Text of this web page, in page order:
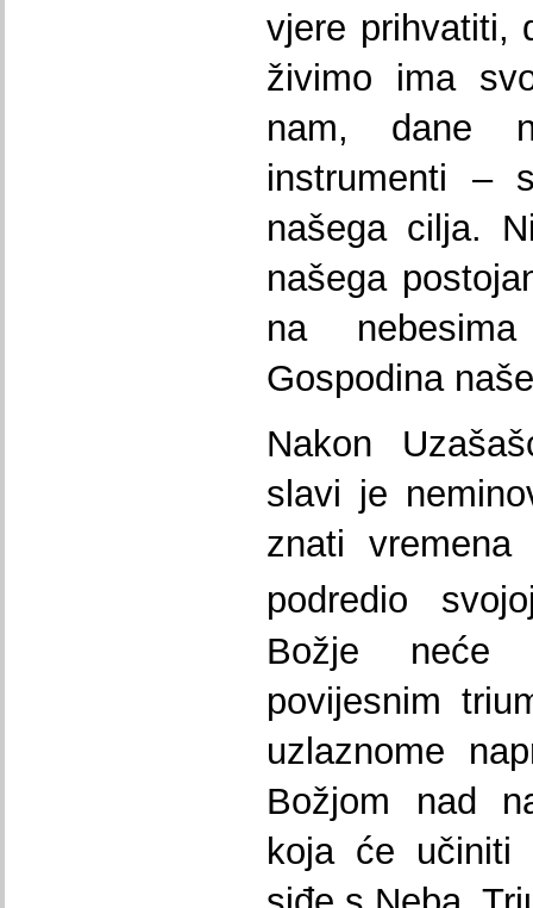
vjere prihvatiti,
živimo ima
nam, dane
instrumenti –
našega cilja.
našega
na
Gospodina
Nakon
slavi je
znati
podredio
Božje neće
povijesnim
uzlaznome
Božjom nad
koja će učiniti